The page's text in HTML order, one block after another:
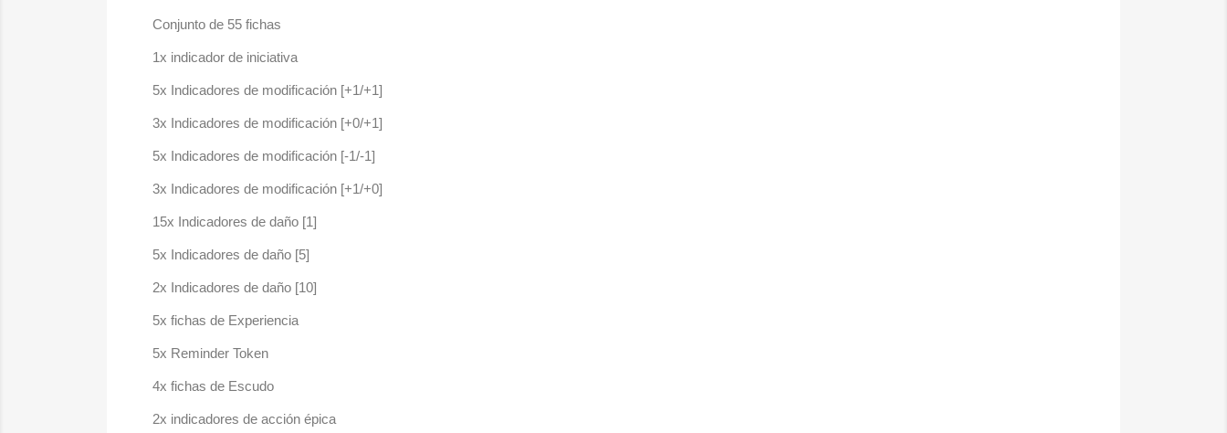
Conjunto de 55 fichas
1x indicador de iniciativa
5x Indicadores de modificación [+1/+1]
3x Indicadores de modificación [+0/+1]
5x Indicadores de modificación [-1/-1]
3x Indicadores de modificación [+1/+0]
15x Indicadores de daño [1]
5x Indicadores de daño [5]
2x Indicadores de daño [10]
5x fichas de Experiencia
5x Reminder Token
4x fichas de Escudo
2x indicadores de acción épica